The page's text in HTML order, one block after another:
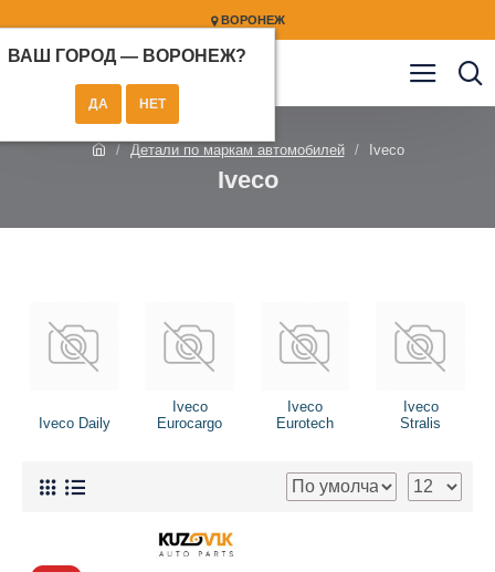
ВОРОНЕЖ
ВАШ ГОРОД — ВОРОНЕЖ?
Детали по маркам автомобилей Iveco
Iveco
Iveco Daily
Iveco
Eurocargo
Iveco
Eurotech
Iveco
Stralis